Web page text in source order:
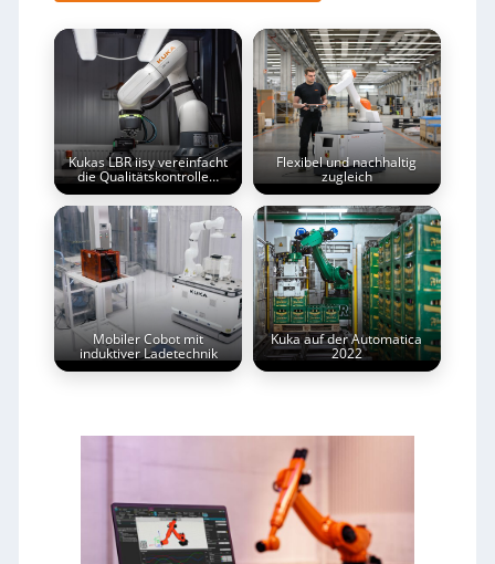
Kukas LBR iisy vereinfacht
die Qualitätskontrolle…
Flexibel und nachhaltig
zugleich
Mobiler Cobot mit
induktiver Ladetechnik
Kuka auf der Automatica
2022